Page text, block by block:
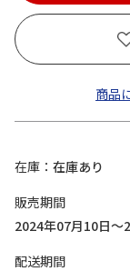
商品
在庫
在庫あり
販売期間
2024年07月10日～
配送期間